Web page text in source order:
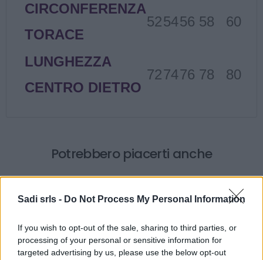
Sadi srls - Do Not Process My Personal Information
If you wish to opt-out of the sale, sharing to third parties, or
processing of your personal or sensitive information for
targeted advertising by us, please use the below opt-out
CIRCONFERENZA
TORACE
525456 58 60
LUNGHEZZA
CENTRO DIETRO
727476 78 80
Potrebbero piacerti anche